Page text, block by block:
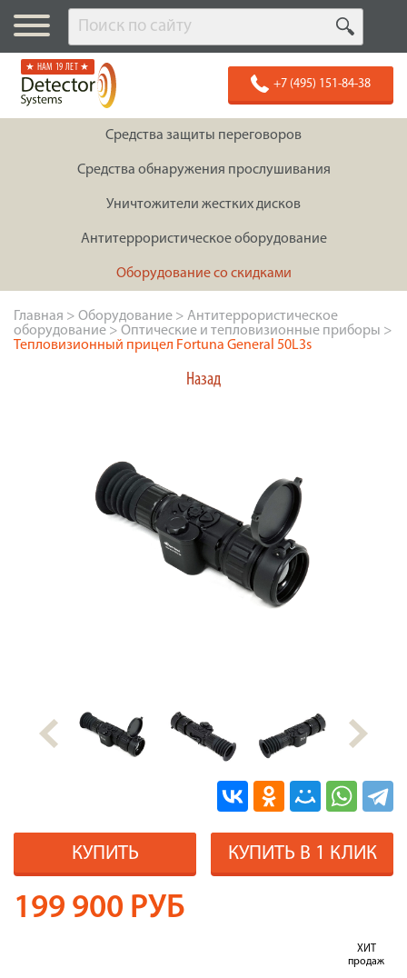
★ НАМ 19 ЛЕТ ★
+7 (495) 151-84-38
Средства защиты переговоров
Средства обнаружения прослушивания
Уничтожители жестких дисков
Антитеррористическое оборудование
Оборудование со скидками
Главная > Оборудование > Антитеррористическое
оборудование > Оптические и тепловизионные приборы >
Тепловизионный прицел Fortuna General 50L3s
Назад
КУПИТЬ КУПИТЬ В 1 КЛИК
199 900 РУБ
ХИТ
продаж